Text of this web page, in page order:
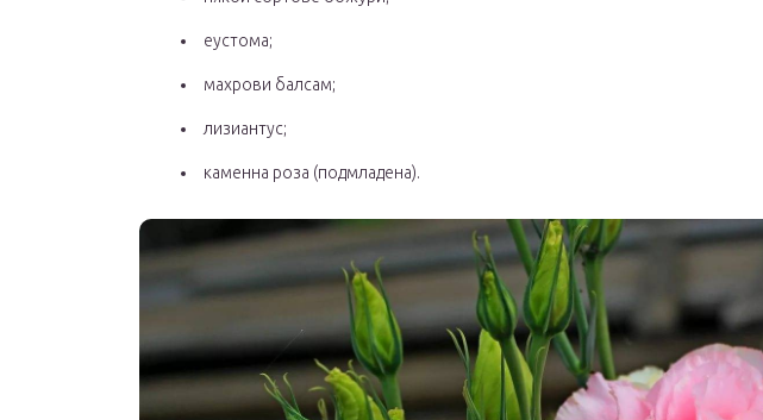
еустома;
махрови балсам;
лизиантус;
каменна роза (подмладена).